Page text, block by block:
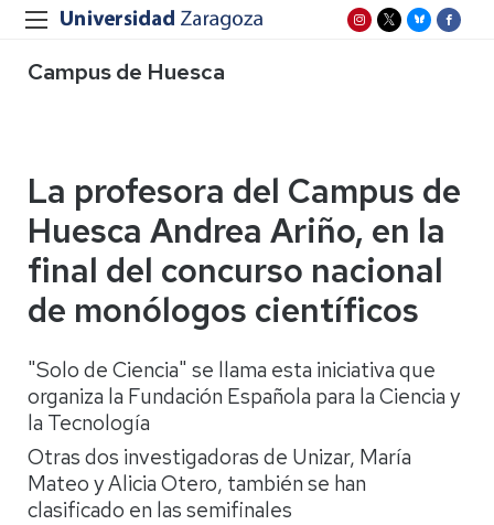
Campus de Huesca
La profesora del Campus de
Huesca Andrea Ariño, en la
final del concurso nacional
de monólogos científicos
"Solo de Ciencia" se llama esta iniciativa que
organiza la Fundación Española para la Ciencia y
la Tecnología
Otras dos investigadoras de Unizar, María
Mateo y Alicia Otero, también se han
clasificado en las semifinales